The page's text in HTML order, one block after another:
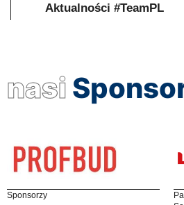
Aktualności #TeamPL
nasi
Sponsorzy